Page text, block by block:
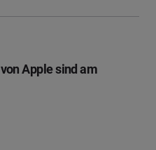
Apple sind am